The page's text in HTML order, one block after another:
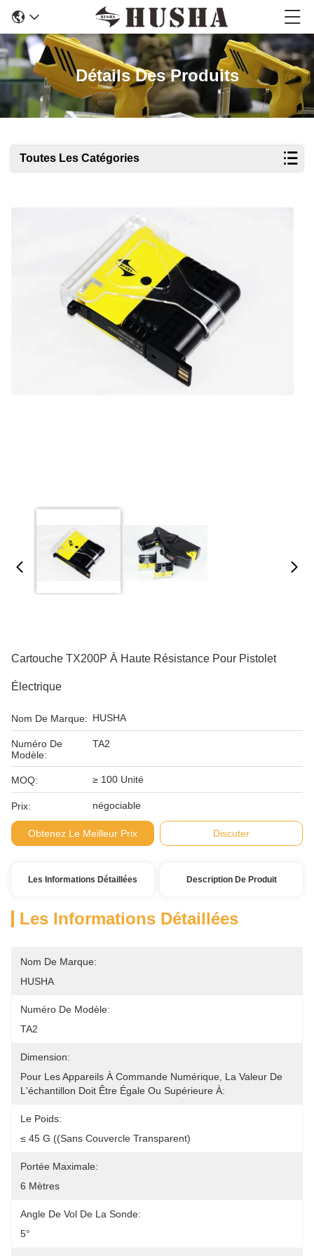
Détails Des Produits
Toutes Les Catégories
Cartouche TX200P À Haute Résistance Pour Pistolet
Électrique
Nom De Marque: HUSHA
Numéro De
Modèle:
TA2
MOQ: ≥ 100 Unité
Prix: négociable
Obtenez Le Meilleur Prix Discuter
Les Informations Détaillées Description De Produit
Les Informations Détaillées
Nom De Marque:
HUSHA
Numéro De Modèle:
TA2
Dimension:
Pour Les Appareils À Commande Numérique, La Valeur De
L'échantillon Doit Être Égale Ou Supérieure À:
Le Poids:
≤ 45 G ((sans Couvercle Transparent)
Portée Maximale:
6 Mètres
Angle De Vol De La Sonde:
5°